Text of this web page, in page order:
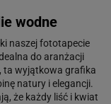
wodne
naszej fototapecie
do aranżacji
ta wyjątkowa grafika
natury i elegancji.
że każdy liść i kwiat